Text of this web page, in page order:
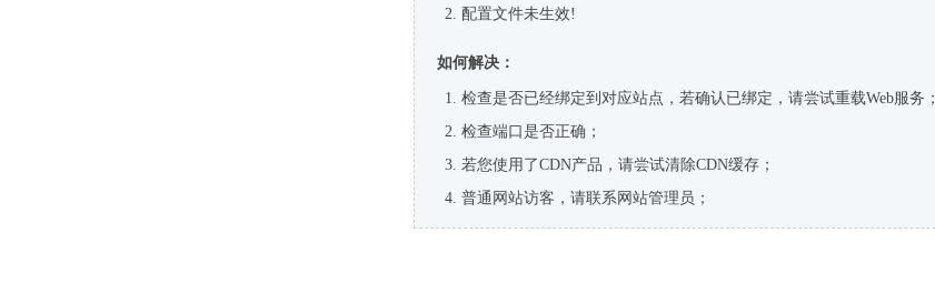
配置文件未生效!
如何解决：
检查是否已经绑定到对应站点，若确认已绑定，请尝试重载Web服务；
检查端口是否正确；
若您使用了CDN产品，请尝试清除CDN缓存；
普通网站访客，请联系网站管理员；